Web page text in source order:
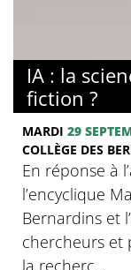
IA : la
fiction ?
MARDI 29
COLLÈGE DES
En réponse à
l’encyclique
Bernardins et
chercheurs et
la recherc...